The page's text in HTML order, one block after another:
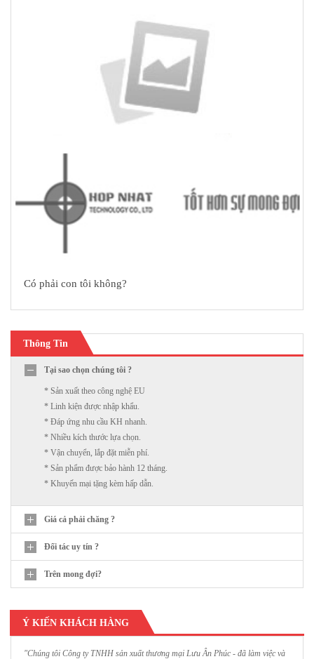
Có phải con tôi không?
Thông Tin
Tại sao chọn chúng tôi ?
* Sản xuất theo công nghệ EU
* Linh kiện được nhập khẩu.
* Đáp ứng nhu cầu KH nhanh.
* Nhiều kích thước lựa chọn.
* Vận chuyển, lắp đặt miễn phí.
* Sản phẩm được bảo hành 12 tháng.
* Khuyến mại tặng kèm hấp dẫn.
Giá cả phải chăng ?
Đối tác uy tín ?
Trên mong đợi?
Ý KIẾN KHÁCH HÀNG
"Chúng tôi Công ty TNHH sản xuất thương mại Lưu Ân Phúc - đã làm việc và